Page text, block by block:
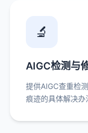
🔬
AIGC检测与
提供AIGC查重检
痕迹的具体解决